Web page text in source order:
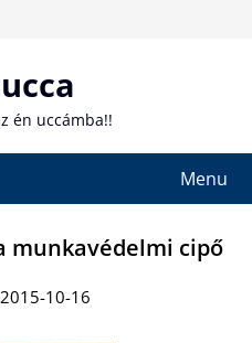
én uccámba!!
Menu
munkavédelmi cipő
10-16